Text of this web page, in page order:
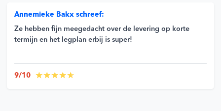
Annemieke Bakx schreef:
Ze hebben fijn meegedacht over de levering op korte
termijn en het legplan erbij is super!
9/10